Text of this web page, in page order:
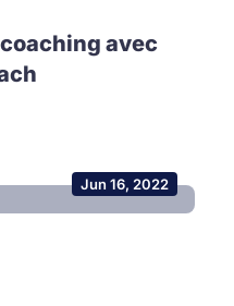
avec
Jun 16, 2022